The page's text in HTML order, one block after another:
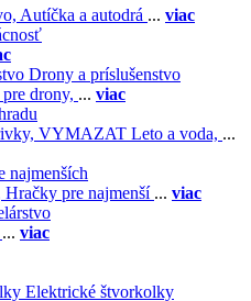
Autíčka a autodrá ... viac
Drony a príslušenstvo
drony, ... viac
VYMAZAT Leto a voda, ...
najmenších
Hračky pre najmenší ... viac
... viac
Elektrické štvorkolky